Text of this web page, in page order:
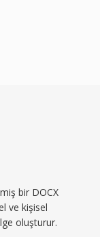
bir DOCX
ve kişisel
oluşturur.